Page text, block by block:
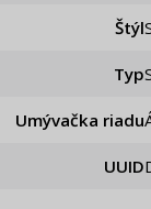
Štýl
Typ
Umývačka riadu
UUID